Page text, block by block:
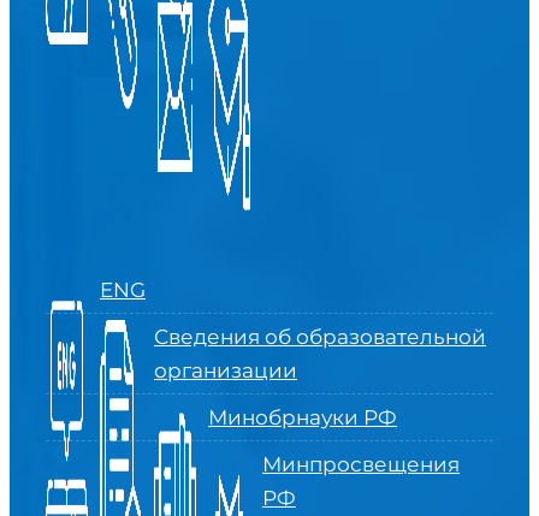
ENG
Сведения об образовательной
организации
Минобрнауки РФ
Минпросвещения
РФ